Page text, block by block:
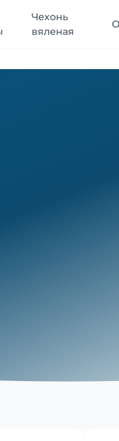
Чехонь
вяленая